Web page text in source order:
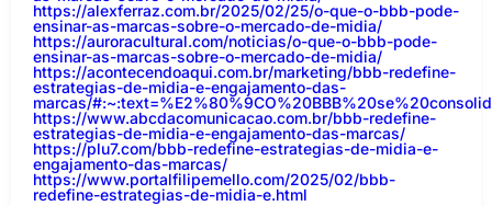
https://alexferraz.com.br/2025/02/25/o-que-o-bbb-pode-
ensinar-as-marcas-sobre-o-mercado-de-midia/
https://auroracultural.com/noticias/o-que-o-bbb-pode-
ensinar-as-marcas-sobre-o-mercado-de-midia/
https://acontecendoaqui.com.br/marketing/bbb-redefine-
estrategias-de-midia-e-engajamento-das-
marcas/
https://www.abcdacomunicacao.com.br/bbb-redefine-
estrategias-de-midia-e-engajamento-das-marcas/
https://plu7.com/bbb-redefine-estrategias-de-midia-e-
engajamento-das-marcas/
https://www.portalfilipemello.com/2025/02/bbb-
redefine-estrategias-de-midia-e.html